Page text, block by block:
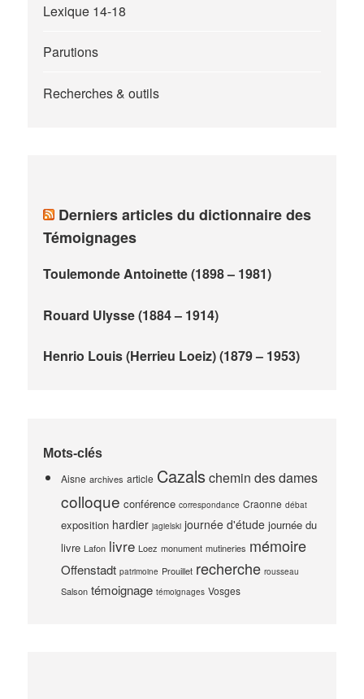
Lexique 14-18
Parutions
Recherches & outils
Derniers articles du dictionnaire des
Témoignages
Toulemonde Antoinette (1898 – 1981)
Rouard Ulysse (1884 – 1914)
Henrio Louis (Herrieu Loeiz) (1879 – 1953)
Mots-clés
Aisne archives article Cazals chemin des dames
colloque conférence correspondance Craonne débat
exposition hardier jagielski journée d'étude journée du
livre Lafon livre Loez monument mutineries mémoire
Offenstadt patrimoine Prouillet recherche rousseau
Salson témoignage témoignages Vosges